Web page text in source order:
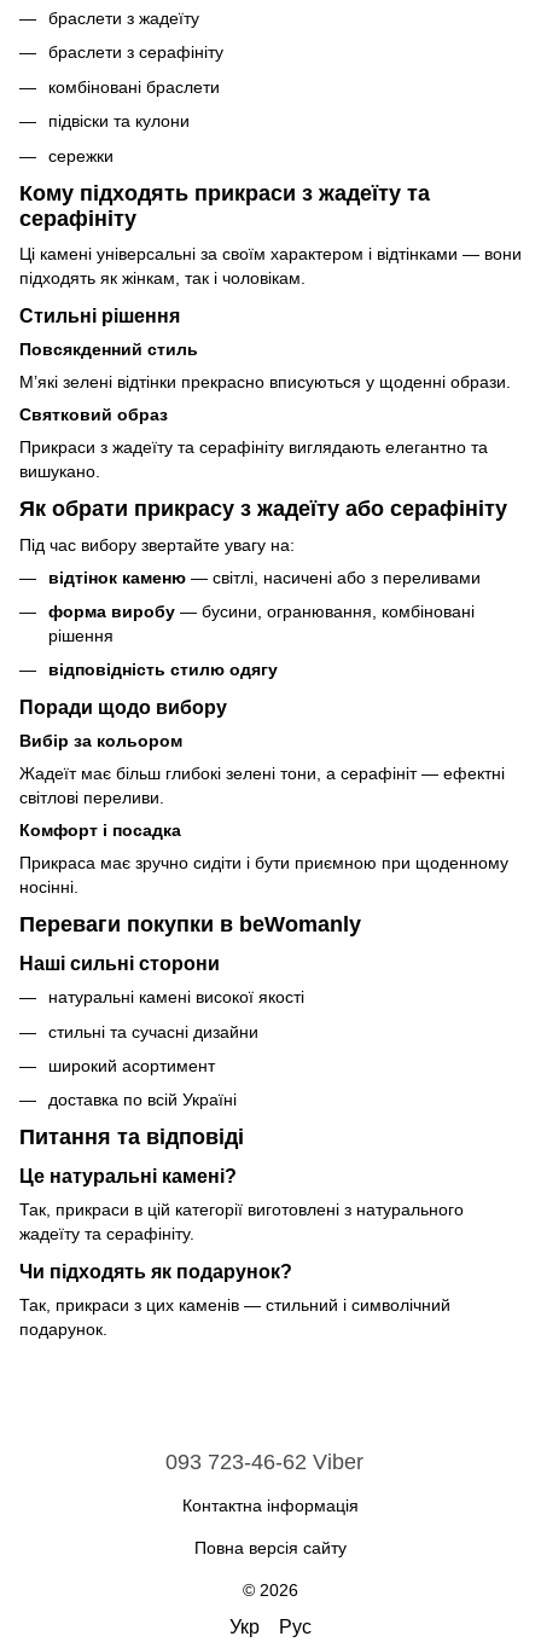
браслети з жадеїту
браслети з серафініту
комбіновані браслети
підвіски та кулони
сережки
Кому підходять прикраси з жадеїту та
серафініту
Ці камені універсальні за своїм характером і відтінками — вони
підходять як жінкам, так і чоловікам.
Стильні рішення
Повсякденний стиль
М’які зелені відтінки прекрасно вписуються у щоденні образи.
Святковий образ
Прикраси з жадеїту та серафініту виглядають елегантно та
вишукано.
Як обрати прикрасу з жадеїту або серафініту
Під час вибору звертайте увагу на:
відтінок каменю — світлі, насичені або з переливами
форма виробу — бусини, огранювання, комбіновані
рішення
відповідність стилю одягу
Поради щодо вибору
Вибір за кольором
Жадеїт має більш глибокі зелені тони, а серафініт — ефектні
світлові переливи.
Комфорт і посадка
Прикраса має зручно сидіти і бути приємною при щоденному
носінні.
Переваги покупки в beWomanly
Наші сильні сторони
натуральні камені високої якості
стильні та сучасні дизайни
широкий асортимент
доставка по всій Україні
Питання та відповіді
Це натуральні камені?
Так, прикраси в цій категорії виготовлені з натурального
жадеїту та серафініту.
Чи підходять як подарунок?
Так, прикраси з цих каменів — стильний і символічний
подарунок.
093 723-46-62 Viber
Контактна інформація
Повна версія сайту
© 2026
Укр Рус